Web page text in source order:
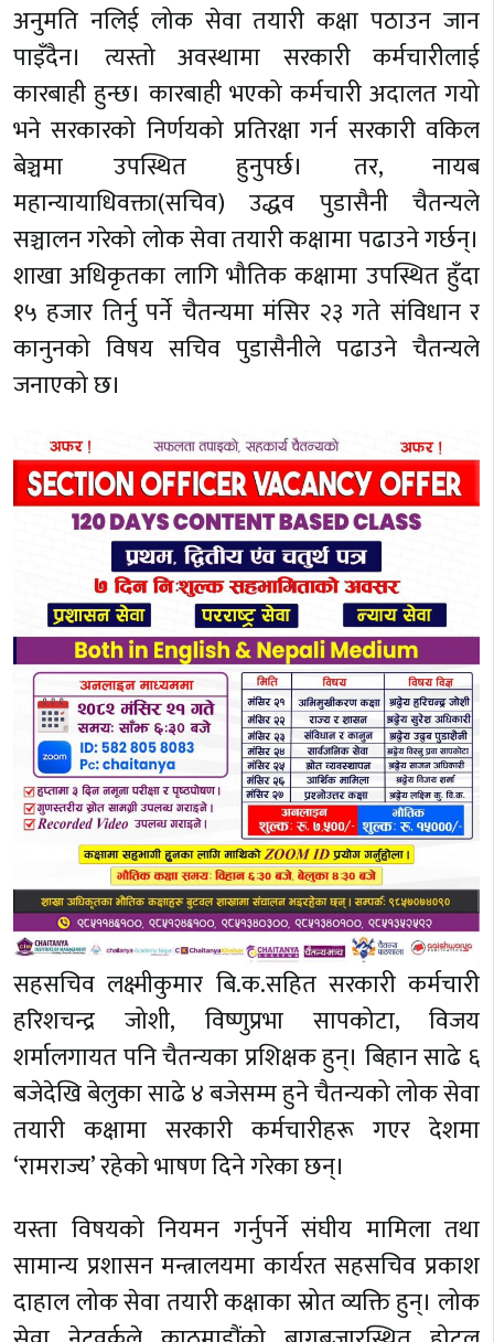
अनुमति नलिई लोक सेवा तयारी कक्षा पठाउन जान
पाइँदैन। त्यस्तो अवस्थामा सरकारी कर्मचारीलाई
कारबाही हुन्छ। कारबाही भएको कर्मचारी अदालत गयो
भने सरकारको निर्णयको प्रतिरक्षा गर्न सरकारी वकिल
बेञ्चमा उपस्थित हुनुपर्छ। तर, नायब
महान्यायाधिवक्ता(सचिव) उद्धव पुडासैनी चैतन्यले
सञ्चालन गरेको लोक सेवा तयारी कक्षामा पढाउने गर्छन्।
शाखा अधिकृतका लागि भौतिक कक्षामा उपस्थित हुँदा
१५ हजार तिर्नु पर्ने चैतन्यमा मंसिर २३ गते संविधान र
कानुनको विषय सचिव पुडासैनीले पढाउने चैतन्यले
जनाएको छ।
सहसचिव लक्ष्मीकुमार बि.क.सहित सरकारी कर्मचारी
हरिशचन्द्र जोशी, विष्णुप्रभा सापकोटा, विजय
शर्मालगायत पनि चैतन्यका प्रशिक्षक हुन्। बिहान साढे ६
बजेदेखि बेलुका साढे ४ बजेसम्म हुने चैतन्यको लोक सेवा
तयारी कक्षामा सरकारी कर्मचारीहरू गएर देशमा
‘रामराज्य’ रहेको भाषण दिने गरेका छन्।
यस्ता विषयको नियमन गर्नुपर्ने संघीय मामिला तथा
सामान्य प्रशासन मन्त्रालयमा कार्यरत सहसचिव प्रकाश
दाहाल लोक सेवा तयारी कक्षाका स्रोत व्यक्ति हुन्। लोक